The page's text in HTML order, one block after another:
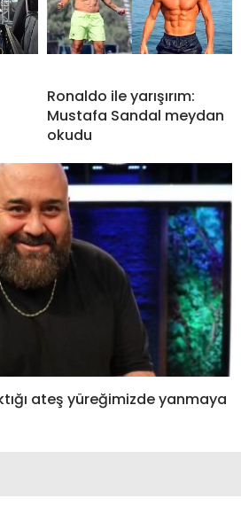
Ronaldo ile yarışırım:
Mustafa Sandal meydan
okudu
ateş yüreğimizde yanmaya